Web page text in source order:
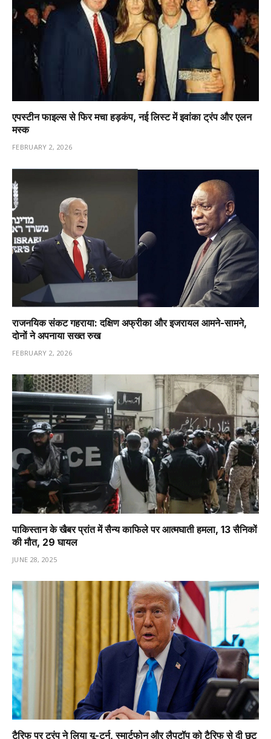
एपस्टीन फाइल्स से फिर मचा हड़कंप, नई लिस्ट में इवांका ट्रंप और एलन
मस्क
FEBRUARY 2, 2026
राजनयिक संकट गहराया: दक्षिण अफ्रीका और इजरायल आमने-सामने,
दोनों ने अपनाया सख्त रुख
FEBRUARY 2, 2026
पाकिस्तान के खैबर प्रांत में सैन्य काफिले पर आत्मघाती हमला, 13 सैनिकों
की मौत, 29 घायल
JUNE 28, 2025
टैरिफ पर ट्रंप ने लिया यू-टर्न, स्मार्टफोन और लैपटॉप को टैरिफ से दी छूट